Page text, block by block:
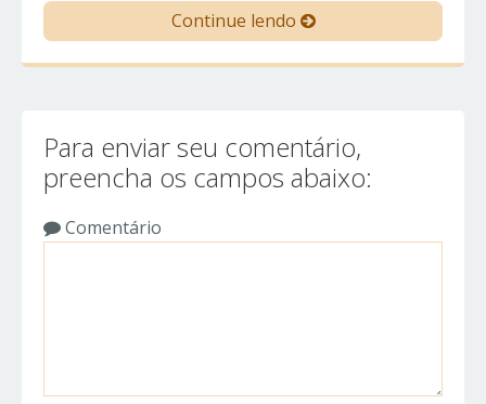
Continue lendo
Para enviar seu comentário,
preencha os campos abaixo:
Comentário